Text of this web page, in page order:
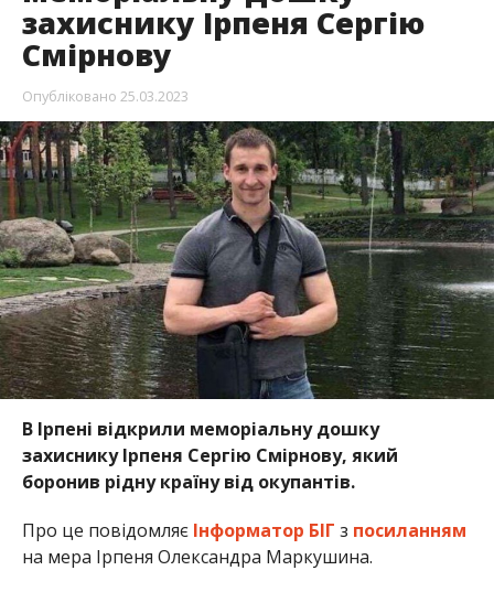
захиснику Ірпеня Сергію
Смірнову
Опубліковано 25.03.2023
В Ірпені відкрили меморіальну дошку
захиснику Ірпеня Сергію Смірнову, який
боронив рідну країну від окупантів.
Про це повідомляєІнформатор БІГ з посиланням
на мера Ірпеня Олександра Маркушина.